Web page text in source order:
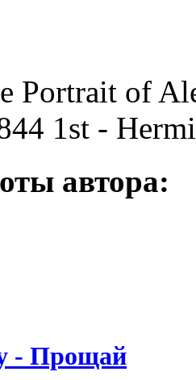
Portrait of
1st -
автора:
- Прощай